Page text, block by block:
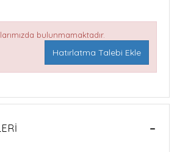
bulunmamaktadır.
Hatırlatma Talebi Ekle